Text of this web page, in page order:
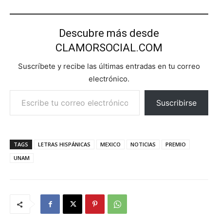
Descubre más desde
CLAMORSOCIAL.COM
Suscríbete y recibe las últimas entradas en tu correo
electrónico.
Escribe tu correo electrónico…
Suscribirse
TAGS LETRAS HISPÁNICAS MEXICO NOTICIAS
PREMIO
UNAM